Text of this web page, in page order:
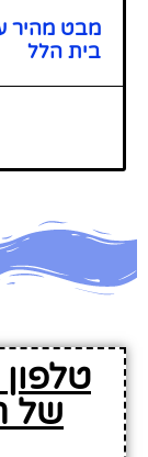
מבט מהיר
בית הלל
של